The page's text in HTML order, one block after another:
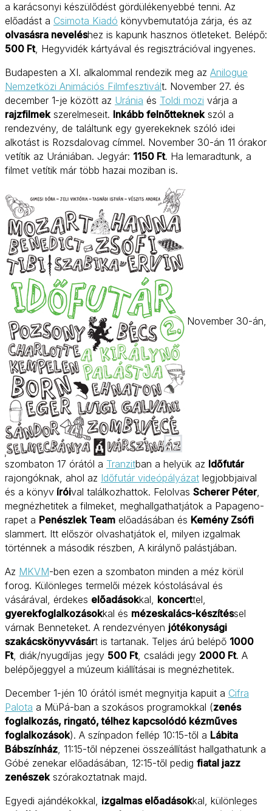
a karácsonyi készülődést gördülékenyebbé tenni. Az
előadást a Csimota Kiadó könyvbemutatója zárja, és az
olvasásra neveléshez is kapunk hasznos ötleteket. Belépő:
500 Ft, Hegyvidék kártyával és regisztrációval ingyenes.
Budapesten a XI. alkalommal rendezik meg az Anilogue
Nemzetközi Animációs Filmfesztivált. November 27. és
december 1-je között az Uránia és Toldi mozi várja a
rajzfilmekszerelmeseit. Inkább felnőtteknekszól a
rendezvény, de találtunk egy gyerekeknek szóló idei
alkotást is Rozsdalovag címmel. November 30-án 11 órakor
vetítik az Urániában. Jegyár: 1150 Ft. Ha lemaradtunk, a
filmet vetítik már több hazai moziban is.
November 30-án,
szombaton 17 órától a Tranzitban a helyük az Időfutár
rajongóknak, ahol az Időfutár videópályázat legjobbjaival
és a könyv íróival találkozhattok. Felolvas Scherer Péter,
megnézhetitek a filmeket, meghallgathatjátok a Papageno-
rapet a Penészlek Team előadásában és Kemény Zsófi
slammert. Itt először olvashatjátok el, milyen izgalmak
történnek a második részben, A királynő palástjában.
Az MKVM-ben ezen a szombaton minden a méz körül
forog. Különleges termelői mézek kóstolásával és
vásárával, érdekes előadásokkal, koncerttel,
gyerekfoglalkozásokkal és mézeskalács-készítéssel
várnak Benneteket. A rendezvényen jótékonysági
szakácskönyvvásárt is tartanak. Teljes árú belépő 1000
Ft, diák/nyugdíjas jegy 500 Ft, családi jegy 2000 Ft. A
belépőjeggyel a múzeum kiállításai is megnézhetitek.
December 1-jén 10 órától ismét megnyitja kapuit a Cifra
Palota a MüPá-ban a szokásos programokkal (zenés
foglalkozás, ringató, télhez kapcsolódó kézműves
foglalkozások). A színpadon fellép 10:15-től a Lábita
Bábszínház, 11:15-től népzenei összeállítást hallgathatunk a
Góbé zenekar előadásában, 12:15-től pedig fiatal jazz
zenészekszórakoztatnak majd.
Egyedi ajándékokkal, izgalmas előadásokkal, különleges